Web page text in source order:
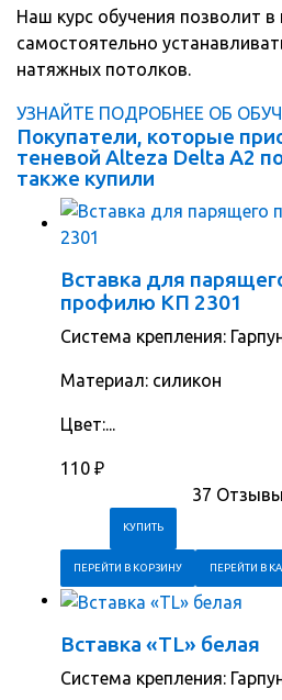
Наш курс обучения позволит в
самостоятельно
натяжных потолков.
УЗНАЙТЕ ПОДРОБНЕЕ ОБ
Покупатели, которые
теневой Alteza Delta А2
также купили
Вставка для
профилю КП 2301
Система крепления:
Материал: силикон
Цвет:...
110 ₽
37 Отзывы
ПЕРЕЙТИ В КОРЗИНУ ПЕРЕЙТИ В
Вставка «TL» белая
Система крепления: